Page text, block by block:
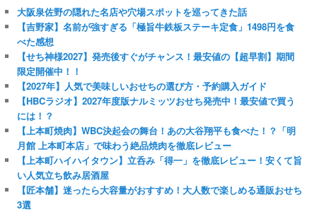
大阪泉佐野の隠れた名店や穴場スポットを巡ってきた話
【吉野家】名前が強すぎる「極旨牛鉄板ステーキ定食」1498円を食
べた感想
【せち神様2027】発売後すぐがチャンス！最安値の【超早割】期間
限定開催中！！
【2027年】人気で美味しいおせちの選び方・予約購入ガイド
【HBCラジオ】2027年度版ナルミッツおせち発売中！最安値で買う
には！？
【上本町焼肉】WBC決起会の舞台！あの大谷翔平も食べた！？「明
月館 上本町本店」で味わう絶品焼肉を徹底レビュー
【上本町ハイハイタウン】立呑み「得一」を徹底レビュー！安くて旨
い人気立ち飲み居酒屋
【匠本舗】迷ったら大容量がおすすめ！大人数で楽しめる通販おせち
3選